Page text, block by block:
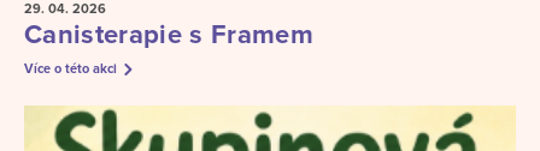
29. 04. 2026
Canisterapie s Framem
Více o této akci